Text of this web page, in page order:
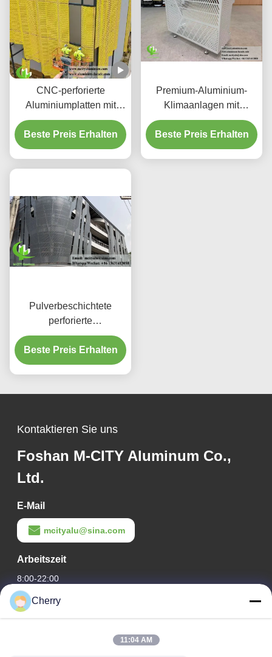
CNC-perforierte
Aluminiumplatten mit
3003 H14/H24-Legierung
und PVDF-Beschichtung
für Fassaden
Beste Preis Erhalten
Premium-Aluminium-
Klimaanlagen mit
dekorativen
Schutzschirmen
Beste Preis Erhalten
Pulverbeschichtete
perforierte
Aluminiumplatte mit
benutzerdefinierten RAL-
Farben und
Mustern für
Beste Preis Erhalten
Kontaktieren Sie uns
Foshan M-CITY Aluminum Co.,
Ltd.
E-Mail
mcityalu@sina.com
Arbeitszeit
8:00-22:00
Unsere Adresse
Hegui Industriepark, Lishui, Nanhai Foshan Guangdong PR
Cherry
11:04 AM